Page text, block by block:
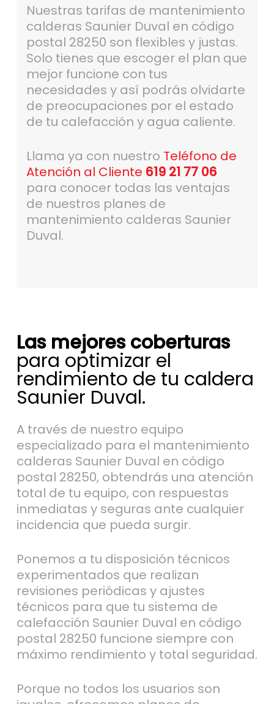
Nuestras tarifas de mantenimiento
calderas Saunier Duval en código
postal 28250 son flexibles y justas.
Solo tienes que escoger el plan que
mejor funcione con tus
necesidades y así podrás olvidarte
de preocupaciones por el estado
de tu calefacción y agua caliente.
Llama ya con nuestro Teléfono de
Atención al Cliente 619 21 77 06
para conocer todas las ventajas
de nuestros planes de
mantenimiento calderas Saunier
Duval.
Las mejores coberturas
para optimizar el
rendimiento de tu caldera
Saunier Duval.
A través de nuestro equipo
especializado para el mantenimiento
calderas Saunier Duval en código
postal 28250, obtendrás una atención
total de tu equipo, con respuestas
inmediatas y seguras ante cualquier
incidencia que pueda surgir.
Ponemos a tu disposición técnicos
experimentados que realizan
revisiones periódicas y ajustes
técnicos para que tu sistema de
calefacción Saunier Duval en código
postal 28250 funcione siempre con
máximo rendimiento y total seguridad.
Porque no todos los usuarios son